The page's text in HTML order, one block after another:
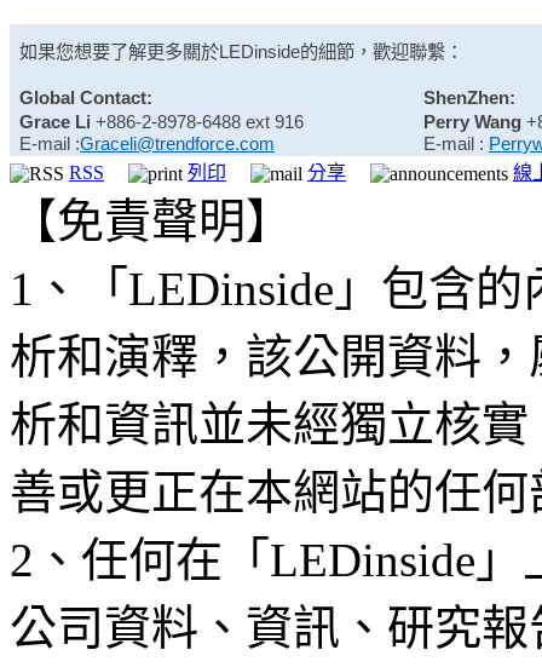
如果您想要了解更多關於LEDinside的細節，歡迎聯繫：
Global Contact:
ShenZhen:
Grace Li +886-2-8978-6488 ext 916
E-mail :Graceli@trendforce.com
Perry Wang
E-mail :
RSS
列印 分享 線
【免責聲明】
1、「LEDinside」包含
析和演釋，該公開資料
析和資訊並未經獨立核
善或更正在本網站的任
2、任何在「LEDinside
公司資料、資訊、研究